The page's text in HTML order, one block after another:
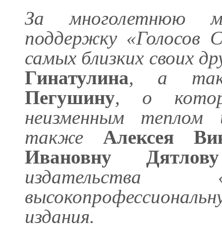
За многолетнюю
поддержку «Голосов
самых близких своих
Гинатулина, а
Пегушину, о
неизменным
такжеАлексея
Ивановну Дятлову
издательства
издания.